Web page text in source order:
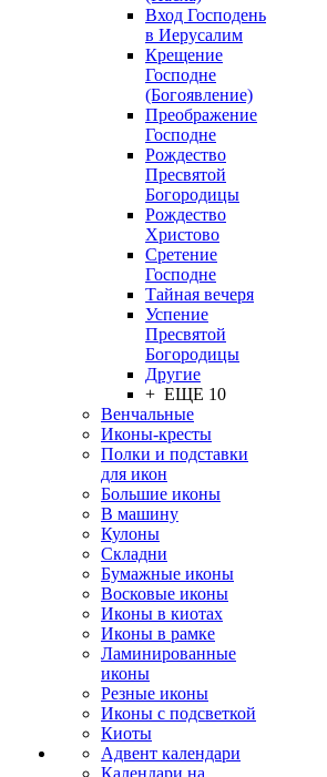
Вход Господень
в Иерусалим
Крещение
Господне
(Богоявление)
Преображение
Господне
Рождество
Пресвятой
Богородицы
Рождество
Христово
Сретение
Господне
Тайная вечеря
Успение
Пресвятой
Богородицы
Другие
+ ЕЩЕ 10
Венчальные
Иконы-кресты
Полки и подставки
для икон
Большие иконы
В машину
Кулоны
Складни
Бумажные иконы
Восковые иконы
Иконы в киотах
Иконы в рамке
Ламинированные
иконы
Резные иконы
Иконы с подсветкой
Киоты
Адвент календари
Календари на